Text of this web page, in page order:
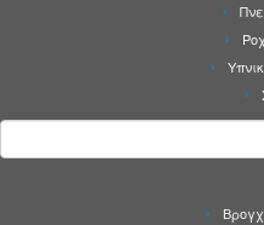
for: